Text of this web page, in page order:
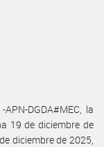
DGDA#MEC, la
19 de diciembre de
diciembre de 2025,